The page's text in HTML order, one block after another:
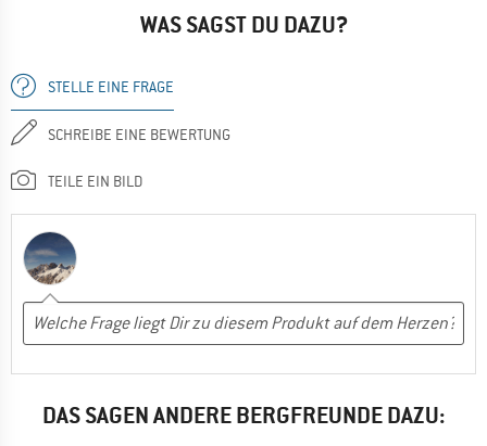
WAS SAGST DU DAZU?
STELLE EINE FRAGE
SCHREIBE EINE BEWERTUNG
TEILE EIN BILD
DAS SAGEN ANDERE BERGFREUNDE DAZU: